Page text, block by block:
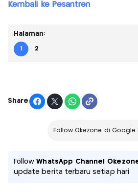
Kembali ke Pesantren
Halaman:
1 2
Share
Follow Okezone di Google
FollowWhatsApp Channel
update berita terbaru setiap hari